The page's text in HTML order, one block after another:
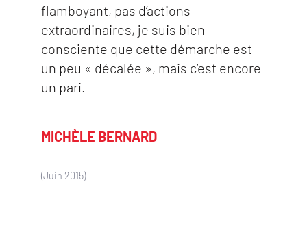
flamboyant, pas d’actions
extraordinaires, je suis bien
consciente que cette démarche est
un peu « décalée », mais c’est encore
un pari.
MICHÈLE BERNARD
(Juin 2015)